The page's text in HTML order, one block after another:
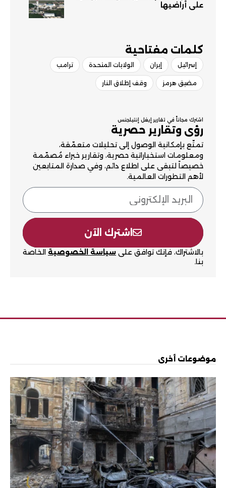
على أراضيها
كلمات مفتاحية​
إسرائيل إيران الولايات المتحدة ترامب
مضيق هرمز وقف إطلاق النار
اشترك مجاناً في تقارير إيغل إنتيلجنس
رؤى وتقارير حصرية
تمتّع بإمكانية الوصول إلى تحليلات متعمّقة،
ومعلومات استخباراتية حصرية، وتقارير خبراء مُصمّمة
خصيصاً لتبقى على اطلاع دائم، وفي صدارة المتابعين
لأهم التطورات العالمية.
اشترك الآن
بالاشتراك، فإنك توافق على سياسة الخصوصية الخاصة
بنا.
موضوعات أخرى